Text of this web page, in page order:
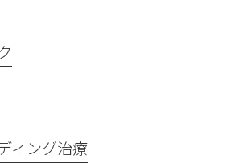
ィング治療